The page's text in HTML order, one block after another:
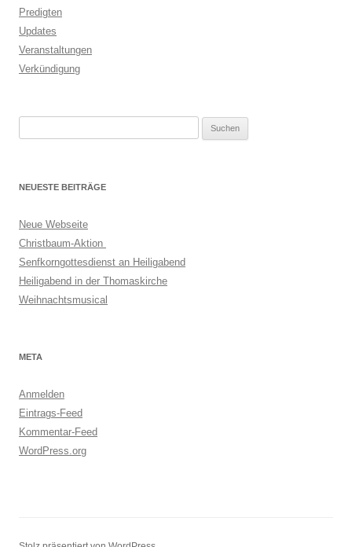
Predigten
Updates
Veranstaltungen
Verkündigung
NEUESTE BEITRÄGE
Neue Webseite
Christbaum-Aktion
Senfkorngottesdienst an Heiligabend
Heiligabend in der Thomaskirche
Weihnachtsmusical
META
Anmelden
Eintrags-Feed
Kommentar-Feed
WordPress.org